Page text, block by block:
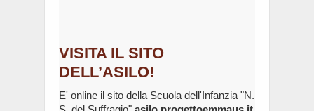
VISITA IL SITO
DELL’ASILO!
E' online il sito della Scuola dell'Infanzia "N.